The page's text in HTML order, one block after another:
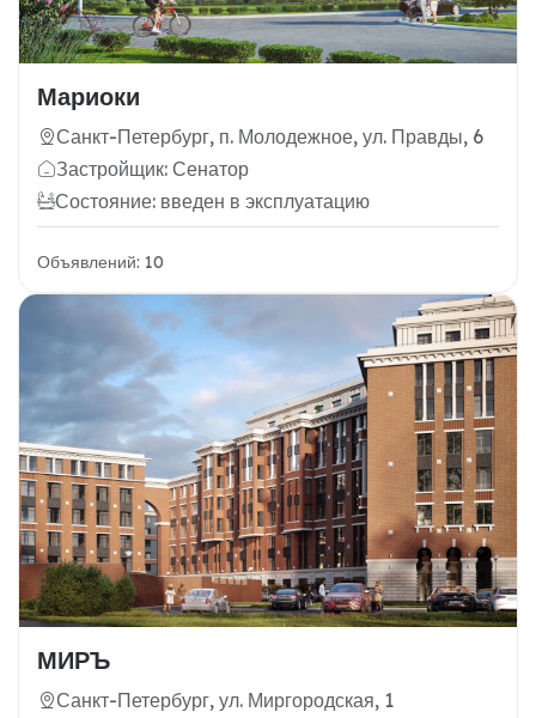
Мариоки
Санкт-Петербург, п. Молодежное, ул. Правды, 6
Застройщик: Сенатор
Состояние: введен в эксплуатацию
Объявлений: 10
МИРЪ
Санкт-Петербург, ул. Миргородская, 1